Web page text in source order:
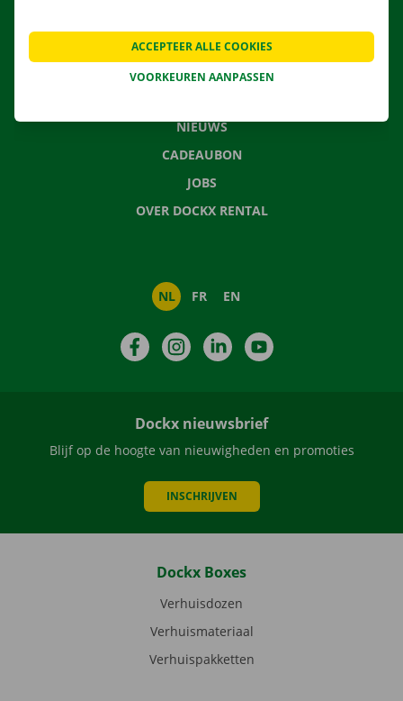
CONTACTEER ONS
NIEUWS
CADEAUBON
JOBS
OVER DOCKX RENTAL
NL FR EN
FacebookInstagramLinkedIn
Dockx nieuwsbrief
Blijf op de hoogte van nieuwigheden en promoties
INSCHRIJVEN
Dockx Boxes
Verhuisdozen
Verhuismateriaal
Verhuispakketten
VOORKEUREN AANPASSEN
ACCEPTEER ALLE COOKIES